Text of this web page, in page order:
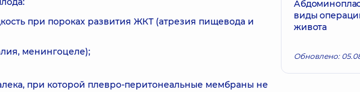
при пороках развития ЖКТ (атрезия пищевода и
менингоцеле);
при которой плевро-перитонеальные мембраны не
виды
живота
Обновлено: